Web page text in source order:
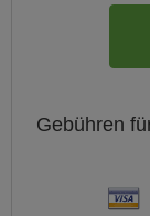
Gebühren